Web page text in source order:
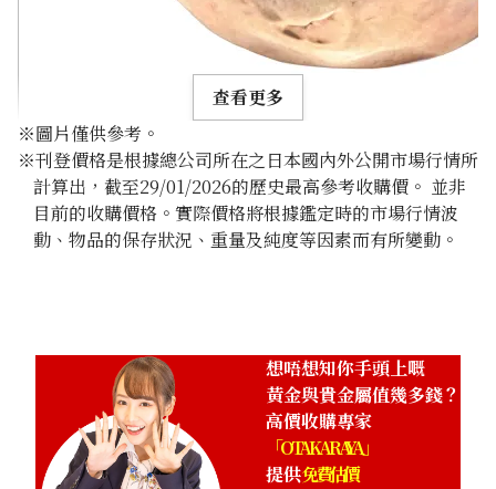
10K gold (K10) unengraved ring
查看更多
※圖片僅供參考。
※刊登價格是根據總公司所在之日本國內外公開市場行情所
計算出，截至29/01/2026的歷史最高參考收購價。 並非
目前的收購價格。實際價格將根據鑑定時的市場行情波
動、物品的保存狀況、重量及純度等因素而有所變動。
想唔想知你手頭上嘅
黃金與貴金屬值幾多錢？
高價收購專家
「OTAKARAYA」
提供免費估價